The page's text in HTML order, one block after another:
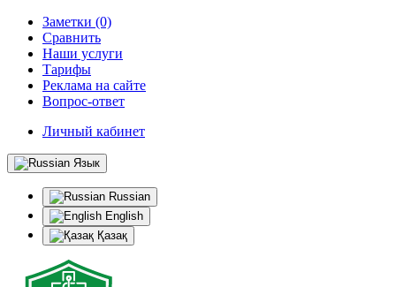
Заметки (0)
Сравнить
Наши услуги
Тарифы
Реклама на сайте
Вопрос-ответ
Личный кабинет
Язык
Russian
English
Қазақ